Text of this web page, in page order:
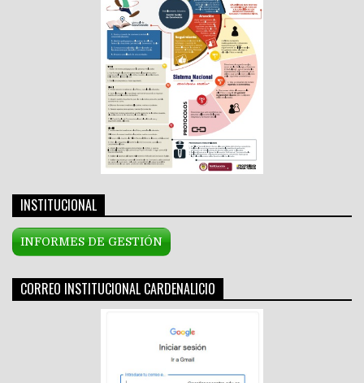
INSTITUCIONAL
INFORMES DE GESTIÓN
CORREO INSTITUCIONAL CARDENALICIO